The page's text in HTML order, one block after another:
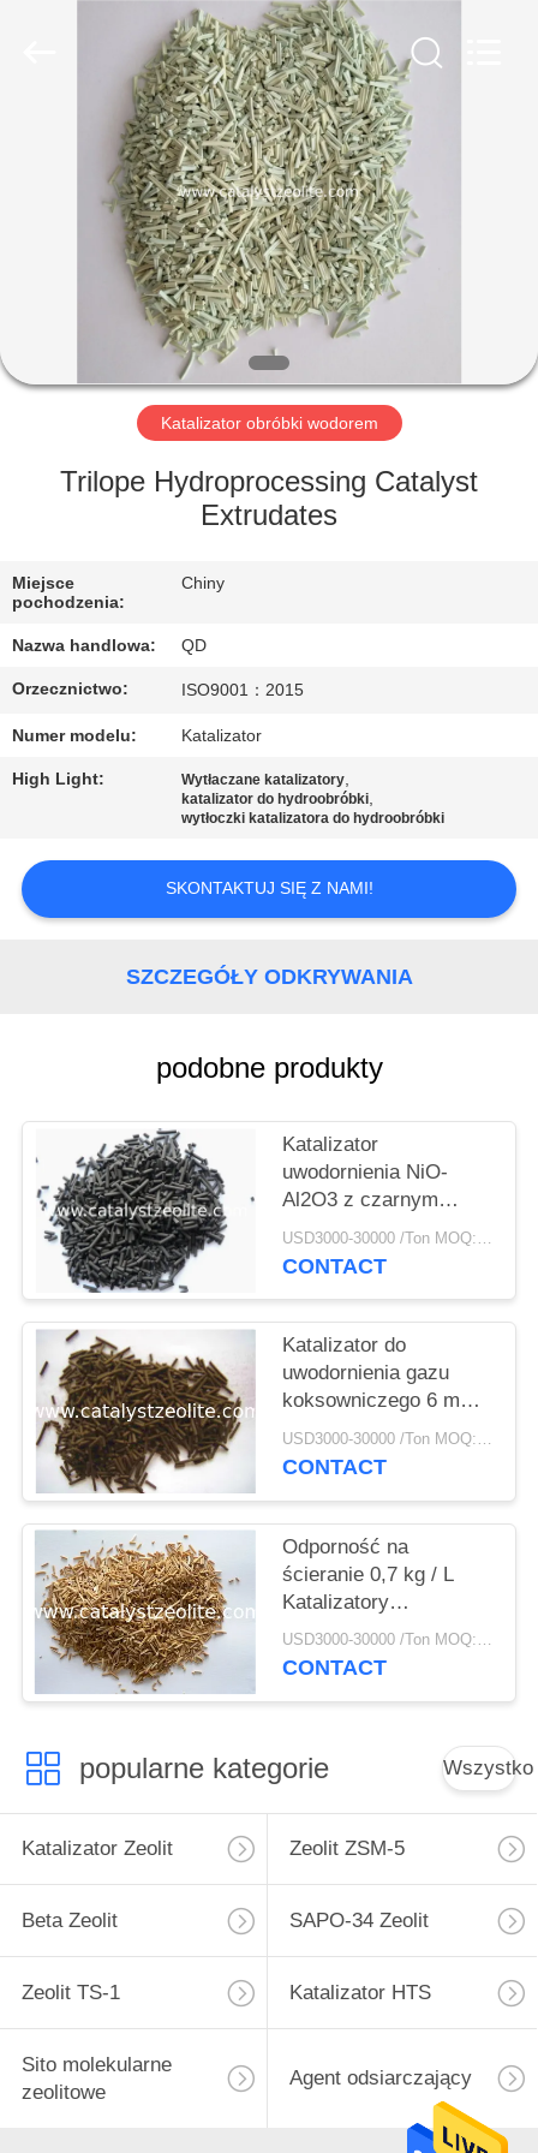
PRODUKTY
WYCIECZKA
FABRYCE
JAKOŚCI
SKONTAKTUJ
SIĘ
Z
NAMI
AKTUALNOŚCI
SPRAWY
POLICY
Katalizator obróbki wodorem
Trilope Hydroprocessing Catalyst
Extrudates
Miejsce
pochodzenia:
Chiny
Nazwa handlowa: QD
Orzecznictwo: ISO9001：2015
Numer modelu: Katalizator
High Light: Wytłaczane katalizatory,
katalizator do hydroobróbki,
wytłoczki katalizatora do hydroobróbki
SKONTAKTUJ SIĘ Z NAMI!
SZCZEGÓŁY ODKRYWANIA
podobne produkty
Katalizator
uwodornienia NiO-
Al2O3 z czarnym
cylindrem 15 mm
USD3000-30000 /Ton MOQ:1 KG
CONTACT
Katalizator do
uwodornienia gazu
koksowniczego 6 mm
Cog-1
USD3000-30000 /Ton MOQ:1 KG
CONTACT
Odporność na
ścieranie 0,7 kg / L
Katalizatory
hydroprocesorowe
USD3000-30000 /Ton MOQ:1 KG
CONTACT
popularne kategorie Wszystko
Katalizator Zeolit Zeolit ​​ZSM-5
Beta Zeolit SAPO-34 Zeolit
Zeolit ​​TS-1 Katalizator HTS
Sito molekularne
zeolitowe
Agent odsiarczający